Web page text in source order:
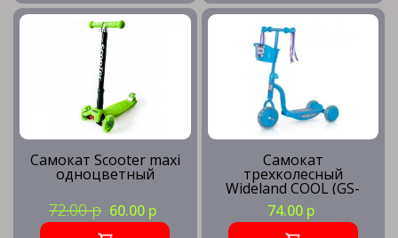
Самокаты с надувными колесами
Самокаты с ручным тормозом
Самокат Scooter maxi
одноцветный
72.00 р 60.00 р
Самокат
трехколесный
Wideland COOL (GS-
002B-L04) N/C N/S (148)
74.00 р